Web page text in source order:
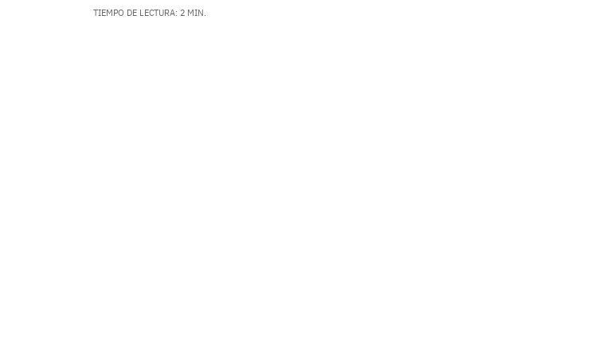
TIEMPO DE LECTURA: 2 MIN.